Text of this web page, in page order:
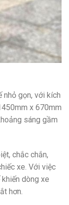
gọn, với kích
x 670mm
sáng gầm
chắc chắn,
xe. Với việc
dòng xe
hơn.